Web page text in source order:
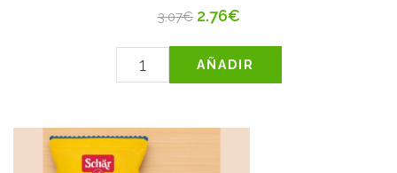
3.07€ 2.76€
AÑADIR